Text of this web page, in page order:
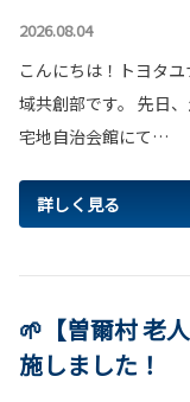
2026.08.04
こんにちは！トヨタ
域共創部です。 先日
宅地自治会館にて…
詳しく見る
🌱【曽爾村 老
施しました！